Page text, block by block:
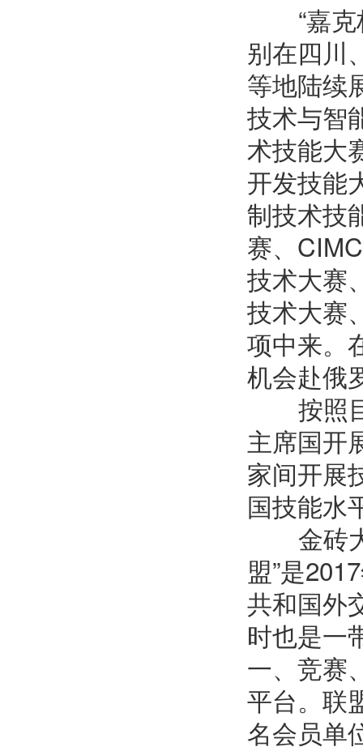
“嘉
别在四川
等地陆续
技术与智
术技能大
开发技能
制技术技
赛、 CIMC
技术大赛
技术大赛
项中来。
机会赴俄
按照目
主席国开
家间开展
国技能水
金砖大
盟”是2017
共和国外
时也是一
一、竞赛
平台。联
名会员单